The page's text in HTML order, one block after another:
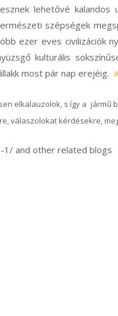
lehetővé kalandos
szépségek
ezer eves civilizációk
kulturális
most pár nap erejéig.
elkalauzolok, s így a jármű
válaszolokat kérdésekre,
and other related blogs